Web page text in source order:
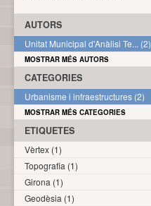
AUTORS
Unitat Municipal d'Anàlisi Te... (2)
MOSTRAR MÉS AUTORS
CATEGORIES
Urbanisme i infraestructures (2)
MOSTRAR MÉS CATEGORIES
ETIQUETES
Vèrtex (1)
Topografia (1)
Girona (1)
Geodèsia (1)